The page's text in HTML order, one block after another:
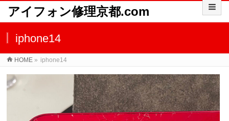
アイフォン修理京都.com
iphone14
HOME » iphone14